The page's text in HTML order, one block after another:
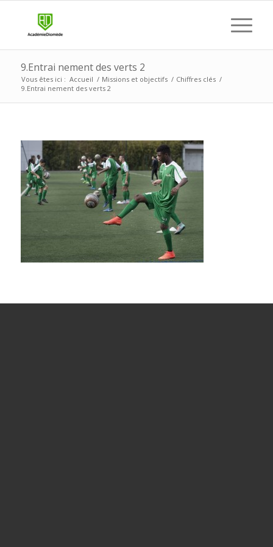
9.Entrai nement des verts 2
Vous êtes ici : Accueil / Missions et objectifs / Chiffres clés /
9.Entrai nement des verts 2